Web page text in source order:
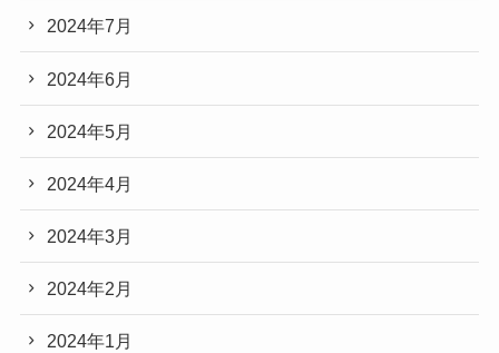
2024年7月
2024年6月
2024年5月
2024年4月
2024年3月
2024年2月
2024年1月